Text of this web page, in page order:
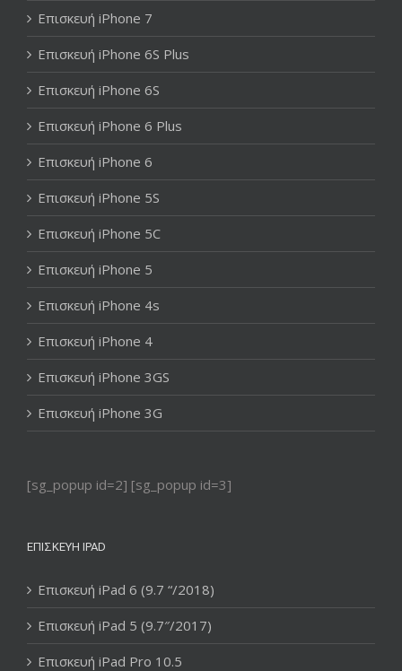
Επισκευή iPhone 7
Επισκευή iPhone 6S Plus
Επισκευή iPhone 6S
Επισκευή iPhone 6 Plus
Επισκευή iPhone 6
Επισκευή iPhone 5S
Επισκευή iPhone 5C
Επισκευή iPhone 5
Επισκευή iPhone 4s
Επισκευή iPhone 4
Επισκευή iPhone 3GS
Επισκευή iPhone 3G
[sg_popup id=2] [sg_popup id=3]
ΕΠΙΣΚΕΥΉ IPAD
Επισκευή iPad 6 (9.7 “/2018)
Επισκευή iPad 5 (9.7″/2017)
Επισκευή iPad Pro 10.5